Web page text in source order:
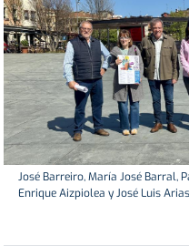
José Barreiro, María José Barral,
Enrique Aizpiolea y José Luis